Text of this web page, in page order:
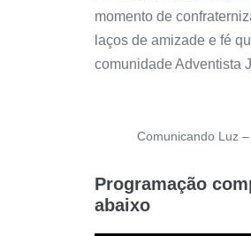
momento de
laços de amizade e fé
comunidade Adventista
Comunicando Luz
Programação
abaixo